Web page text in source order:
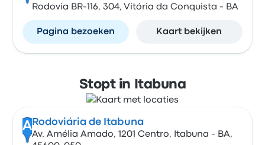
Rodovia BR-116, 304, Vitória da Conquista - BA
Pagina bezoeken Kaart bekijken
Stopt in Itabuna
A Rodoviária de Itabuna
Av. Amélia Amado, 1201 Centro, Itabuna - BA,